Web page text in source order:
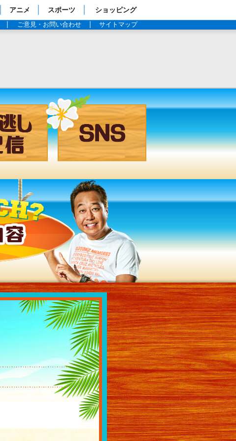
アニメ スポーツ ショッピング
ご意見・お問い合わせ サイトマップ
見逃し配信 SNS
過去の放送
過去の放送内容